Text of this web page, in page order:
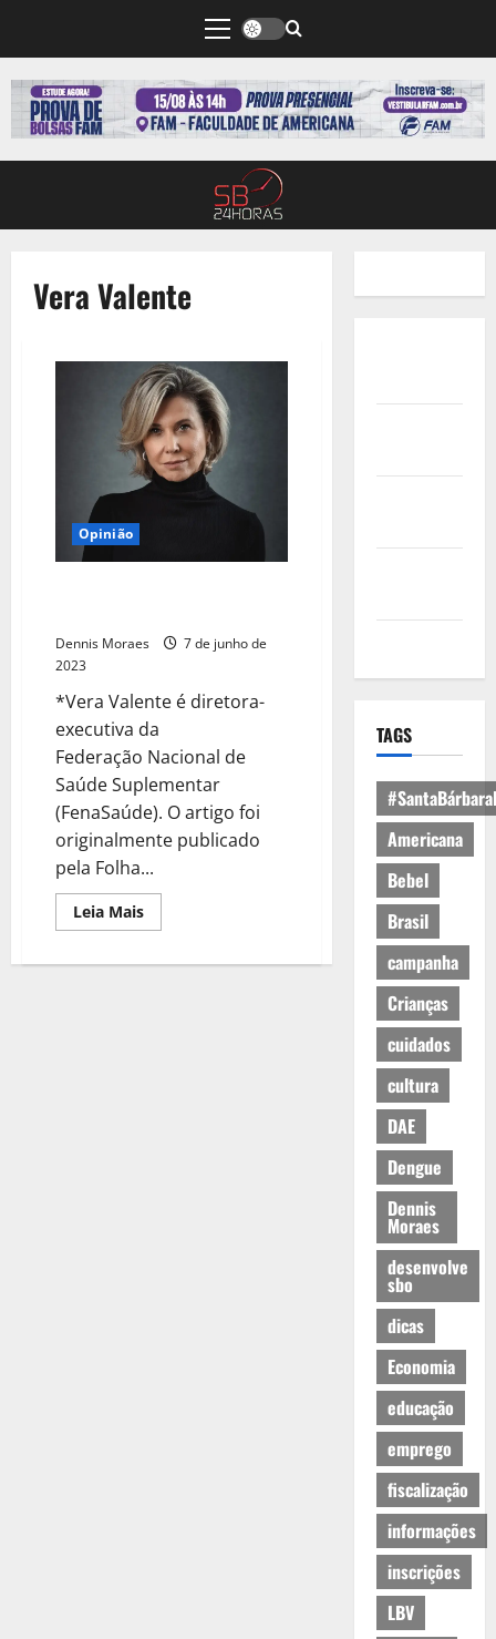
Vera Valente
Opinião
Dennis Moraes
7 de junho de
2023
*Vera Valente é diretora-
executiva da
Federação Nacional de
Saúde Suplementar
(FenaSaúde). O artigo foi
originalmente publicado
pela Folha...
Leia Mais
TAGS
Americana
Bebel
Brasil
campanha
Crianças
cuidados
cultura
DAE
Dengue
Dennis
Moraes
desenvolve
sbo
dicas
Economia
educação
emprego
fiscalização
informações
inscrições
LBV